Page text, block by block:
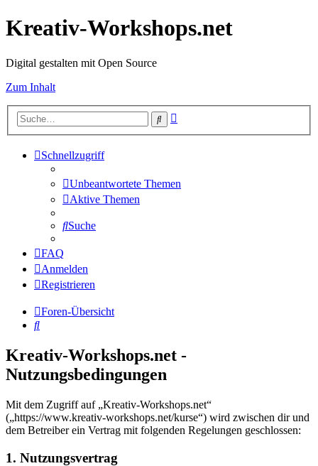
Kreativ-Workshops.net
Digital gestalten mit Open Source
Zum Inhalt
Suche
Schnellzugriff
Unbeantwortete Themen
Aktive Themen
Suche
FAQ
Anmelden
Registrieren
Foren-Übersicht
Suche
Kreativ-Workshops.net -
Nutzungsbedingungen
Mit dem Zugriff auf „Kreativ-Workshops.net“
(„https://www.kreativ-workshops.net/kurse“) wird zwischen dir und
dem Betreiber ein Vertrag mit folgenden Regelungen geschlossen:
1. Nutzungsvertrag